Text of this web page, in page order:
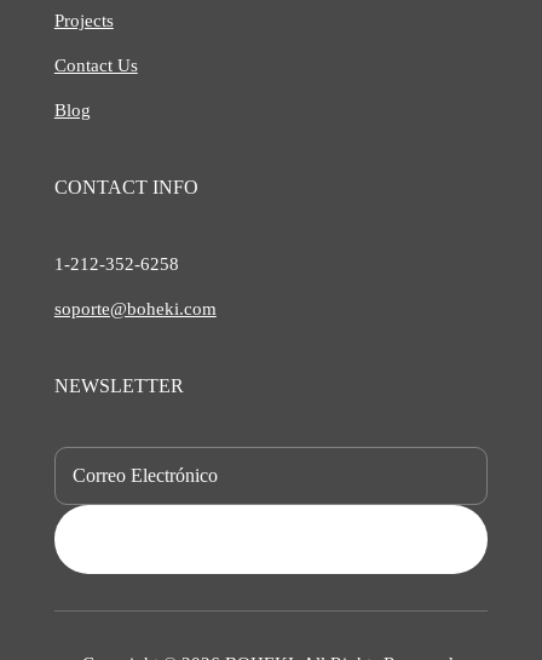
Projects
Contact Us
Blog
CONTACT INFO
1-212-352-6258
soporte@boheki.com
NEWSLETTER